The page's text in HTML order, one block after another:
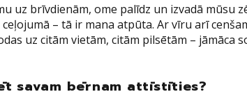
uz brīvdienām, ome palīdz un izvadā
– tā ir mana atpūta. Ar vīru arī
uz citām vietām, citām pilsētām – jāmāca
savam bērnam attīstīties?